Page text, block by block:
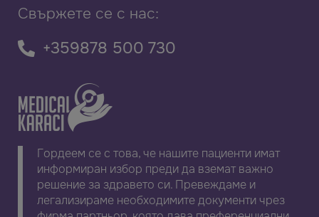
Свържете се с нас:
+359878 500 730
Гордеем се с това, че нашите пациенти имат
информиран избор преди да вземат важно
решение за здравето си. Превеждаме и
легализираме необходимите документи чрез